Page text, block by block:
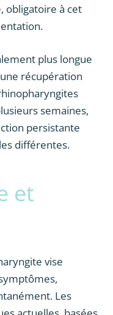
obligatoire à cet
plus longue
récupération
semaines,
persistante
différentes.
et
vise
Les